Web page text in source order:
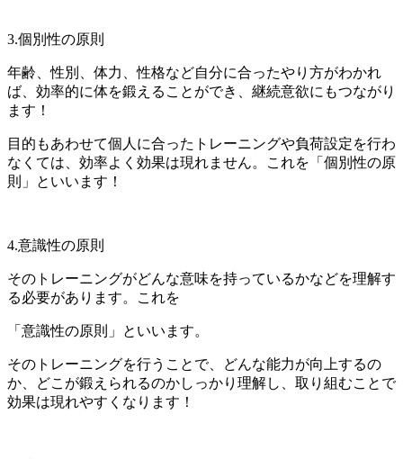
3.個別性の原則
年齢、性別、体力、性格など自分に合ったやり方がわかれ
ば、効率的に体を鍛えることができ、継続意欲にもつながり
ます！
目的もあわせて個人に合ったトレーニングや負荷設定を行わ
なくては、効率よく効果は現れません。これを「個別性の原
則」といいます！
4.意識性の原則
そのトレーニングがどんな意味を持っているかなどを理解す
る必要があります。これを
「意識性の原則」といいます。
そのトレーニングを行うことで、どんな能力が向上するの
か、どこが鍛えられるのかしっかり理解し、取り組むことで
効果は現れやすくなります！